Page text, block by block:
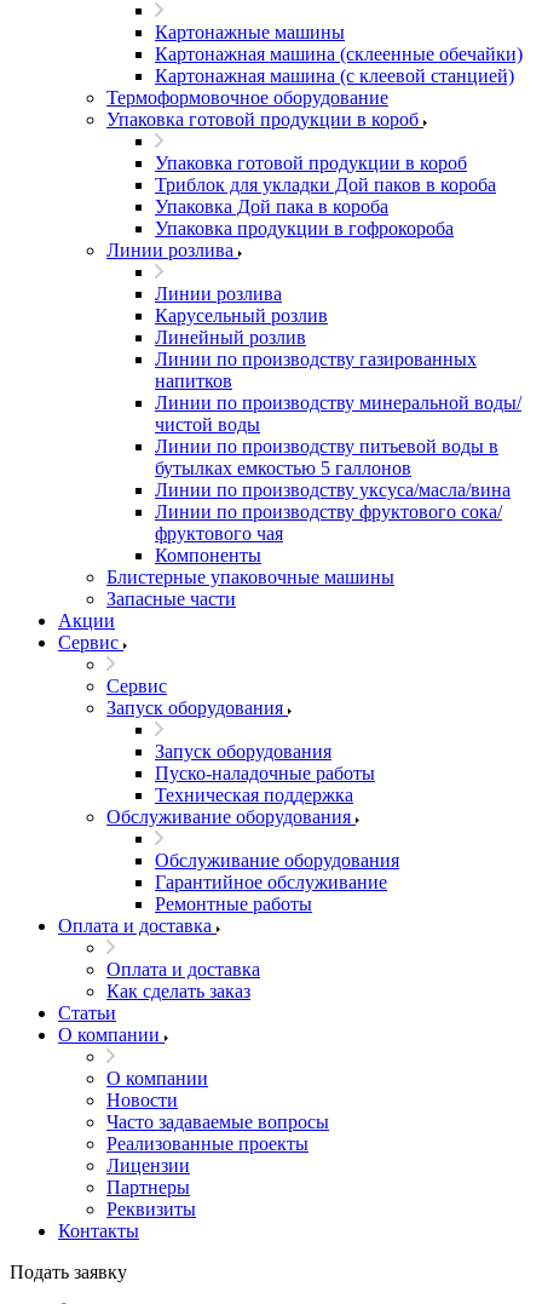
Картонажные машины
Картонажная машина (склеенные обечайки)
Картонажная машина (с клеевой станцией)
Термоформовочное оборудование
Упаковка готовой продукции в короб
Упаковка готовой продукции в короб
Триблок для укладки Дой паков в короба
Упаковка Дой пака в короба
Упаковка продукции в гофрокороба
Линии розлива
Линии розлива
Карусельный розлив
Линейный розлив
Линии по производству газированных
напитков
Линии по производству минеральной воды/
чистой воды
Линии по производству питьевой воды в
бутылках емкостью 5 галлонов
Линии по производству уксуса/масла/вина
Линии по производству фруктового сока/
фруктового чая
Компоненты
Блистерные упаковочные машины
Запасные части
Акции
Сервис
Сервис
Запуск оборудования
Запуск оборудования
Пуско-наладочные работы
Техническая поддержка
Обслуживание оборудования
Обслуживание оборудования
Гарантийное обслуживание
Ремонтные работы
Оплата и доставка
Оплата и доставка
Как сделать заказ
Статьи
О компании
О компании
Новости
Часто задаваемые вопросы
Реализованные проекты
Лицензии
Партнеры
Реквизиты
Контакты
Подать заявку